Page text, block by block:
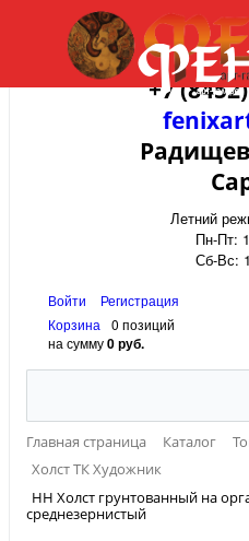
+7
Летний
Пн-Пт:
Сб-Вс:
Войти
Регистрация
Корзина
0 позиций
на сумму0 руб.
Главная страница Каталог
Холст ТК Художник
НН Холст грунтованный на
среднезернистый